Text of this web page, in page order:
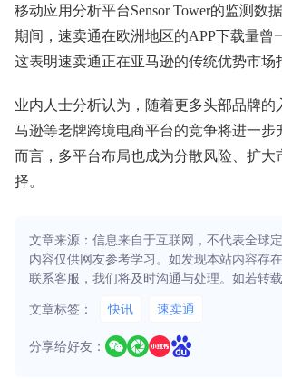
移动应用分析平台Sensor Tower的监测数
期间，速卖通在欧洲地区的APP下载量曾
这表明速卖通正在亚马逊的传统优势市场
业内人士分析认为，随着更多头部品牌的
马逊等老牌跨境电商平台的竞争将进一步
而言，多平台布局也成为分散风险、扩大
择。
文章来源：信息来自于互联网，不代表全球
内容仅供网友参考学习。如发现本站内容存
联系客服，我们将及时沟通与处理。如若转载
文章标签： 快讯 速卖通
分享给好友：